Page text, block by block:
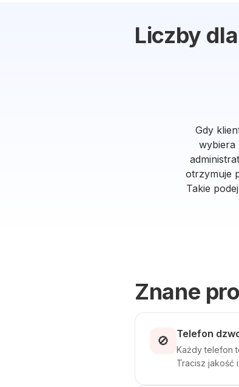
Liczby
Gdy
wybiera
otrzymuje
Takie
Znane
🚫 Telefon
Każdy telefon
Tracisz jakość